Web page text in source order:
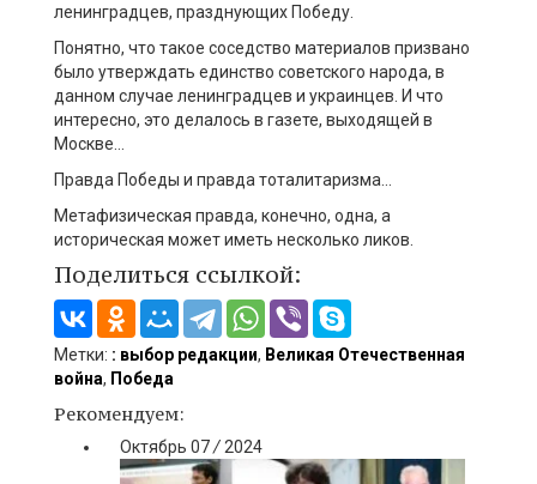
ленинградцев, празднующих Победу.
Понятно, что такое соседство материалов призвано
было утверждать единство советского народа, в
данном случае ленинградцев и украинцев. И что
интересно, это делалось в газете, выходящей в
Москве…
Правда Победы и правда тоталитаризма…
Метафизическая правда, конечно, одна, а
историческая может иметь несколько ликов.
Поделиться ссылкой:
Метки: : выбор редакции, Великая Отечественная
война, Победа
Рекомендуем:
Октябрь 07/ 2024